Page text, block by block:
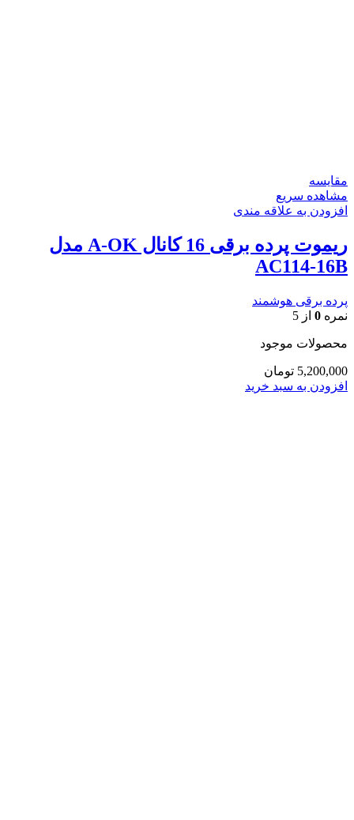
مقایسه
مشاهده سریع
افزودن به علاقه مندی
ریموت پرده برقی 16 کانال A-OK مدل
AC114-16B
پرده برقی هوشمند
نمره 0 از 5
محصولات موجود
5,200,000 تومان
افزودن به سبد خرید